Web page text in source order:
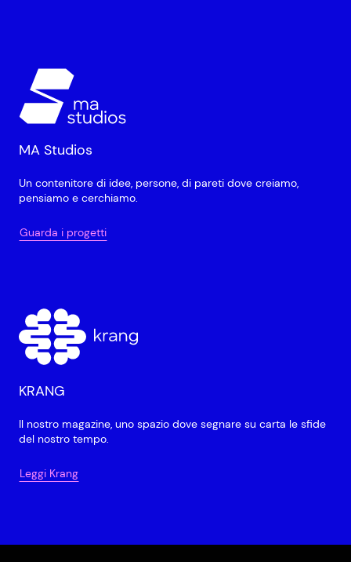
MA Studios
Un contenitore di idee, persone, di pareti dove creiamo,
pensiamo e cerchiamo.
Guarda i progetti
KRANG
Il nostro magazine, uno spazio dove segnare su carta le sfide
del nostro tempo.
Leggi Krang